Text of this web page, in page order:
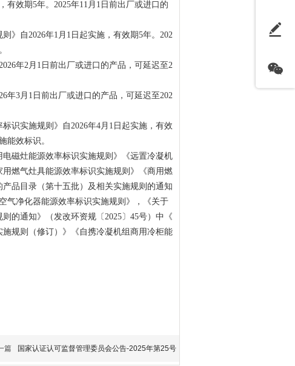
效期5年。2025年11月1日前出厂或进口的
自2026年1月1日起实施，有效期5年。202
年2月1日前出厂或进口的产品，可延迟至2
3月1日前出厂或进口的产品，可延迟至202
实施规则》自2026年4月1日起实施，有效
能效标识。
磁灶能源效率标识实施规则》《远置冷凝机
燃气灶具能源效率标识实施规则》《商用燃
品目录（第十五批）及相关实施规则的通知
气净化器能源效率标识实施规则》，《关于
的通知》（发改环资规〔2025〕45号）中《
规则（修订）》《自携冷凝机组商用冷柜能
篇 国家认证认可监督管理委员会公告-2025年第25号